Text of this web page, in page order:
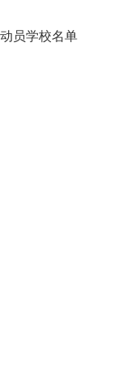
员学校名单